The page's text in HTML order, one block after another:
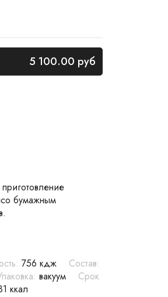
5 100.00 руб
бумажным
756 кдж
Состав:
вакуум
Срок
ккал